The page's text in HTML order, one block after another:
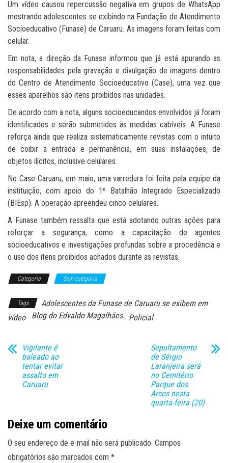
Um vídeo causou repercussão negativa em grupos de WhatsApp
mostrando adolescentes se exibindo na Fundação de Atendimento
Socioeducativo (Funase) de Caruaru. As imagens foram feitas com
celular.
Em nota, a direção da Funase informou que já está apurando as
responsabilidades pela gravação e divulgação de imagens dentro
do Centro de Atendimento Socioeducativo (Case), uma vez que
esses aparelhos são itens proibidos nas unidades.
De acordo com a nota, alguns socioeducandos envolvidos já foram
identificados e serão submetidos às medidas cabíveis. A Funase
reforça ainda que realiza sistematicamente revistas com o intuito
de coibir a entrada e permanência, em suas instalações, de
objetos ilícitos, inclusive celulares.
No Case Caruaru, em maio, uma varredura foi feita pela equipe da
instituição, com apoio do 1º Batalhão Integrado Especializado
(BIEsp). A operação apreendeu cinco celulares.
A Funase também ressalta que está adotando outras ações para
reforçar a segurança, como a capacitação de agentes
socioeducativos e investigações profundas sobre a procedência e
o uso dos itens proibidos achados durante as revistas.
Categoria Sem categoria
Tags
Adolescentes da Funase de Caruaru se exibem em
vídeo
Blog do Edvaldo Magalhães Policial
Vigilante é
baleado ao
tentar evitar
assalto em
Caruaru
Sepultamento
de Sérgio
Laranjeira será
no Cemitério
Parque dos
Arcos nesta
quarta-feira (20)
Deixe um comentário
O seu endereço de e-mail não será publicado. Campos
obrigatórios são marcados com *